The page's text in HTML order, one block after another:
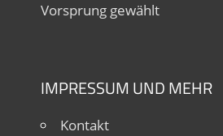
Vorsprung gewählt
IMPRESSUM UND MEHR
Kontakt